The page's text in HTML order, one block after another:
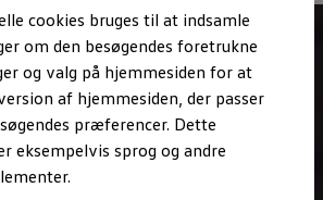
cookies bruges til at indsamle
om den besøgendes foretrukne
og valg på hjemmesiden for at
af hjemmesiden, der passer
præferencer. Dette
eksempelvis sprog og andre
ny Volkswagen
og forsikring
Forsikring
Finansiering